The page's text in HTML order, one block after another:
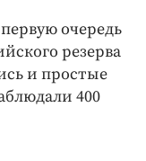
очередь
резерва
и простые
400